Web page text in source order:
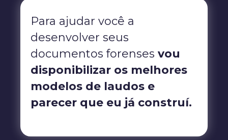
Para ajudar você a
desenvolver seus
documentos forenses vou
disponibilizar os melhores
modelos de laudos e
parecer que eu já construí.